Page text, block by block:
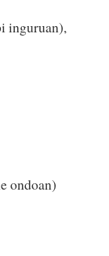
inguruan),
ondoan)